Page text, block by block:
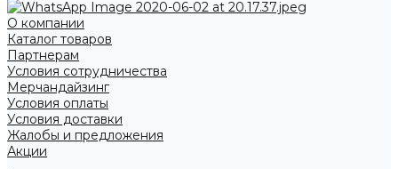
О компании
Каталог товаров
Партнерам
Условия сотрудничества
Мерчандайзинг
Условия оплаты
Условия доставки
Жалобы и предложения
Акции